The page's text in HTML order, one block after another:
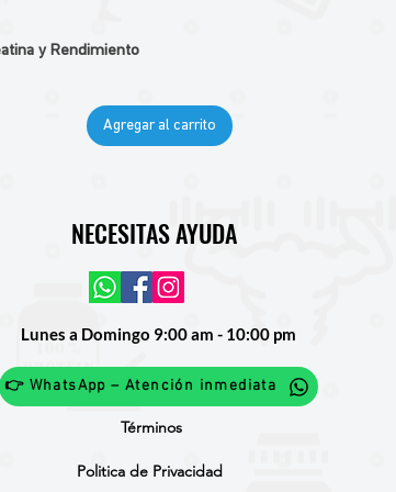
y Rendimiento
Agregar al carrito
NECESITAS AYUDA
Lunes a Domingo 9:00 am - 10:00 pm
👉 WhatsApp – Atención inmediata
Términos
Politica de Privacidad